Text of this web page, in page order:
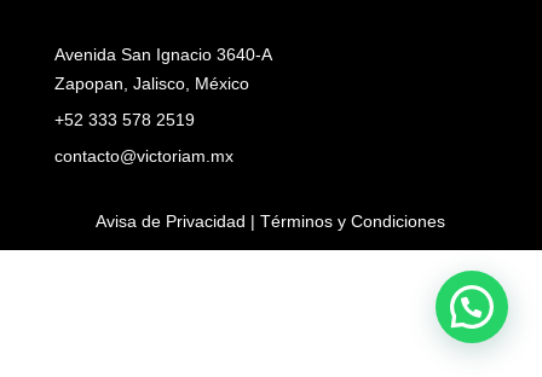
Avenida San Ignacio 3640-A
Zapopan, Jalisco, México
+52 333 578 2519
contacto@victoriam.mx
Avisa de Privacidad | Términos y Condiciones